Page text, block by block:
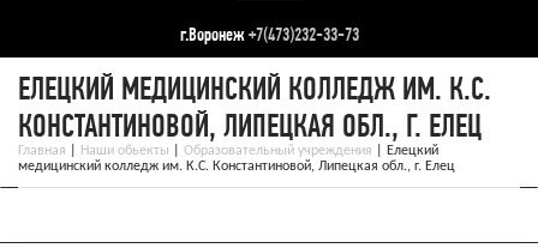
г.Воронеж+7(473)232-33-73
ЕЛЕЦКИЙ МЕДИЦИНСКИЙ КОЛЛЕДЖ ИМ. К.С.
КОНСТАНТИНОВОЙ, ЛИПЕЦКАЯ ОБЛ., Г. ЕЛЕЦ
Главная Наши обьекты Образовательный учреждения
Елецкий
медицинский колледж им. К.С. Константиновой, Липецкая обл., г. Елец